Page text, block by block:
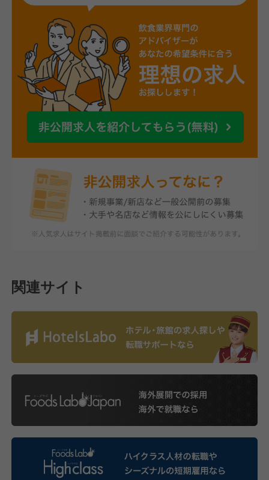
関連サイト